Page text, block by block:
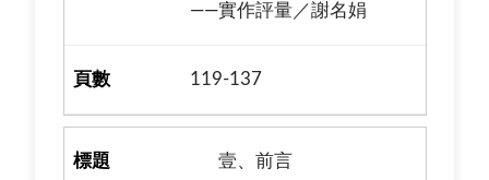
——實作評量／謝名娟
119-137
壹、前言